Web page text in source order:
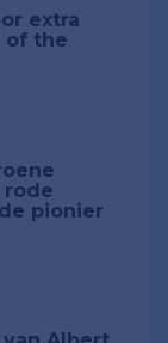
extra
of the
rode
pionier